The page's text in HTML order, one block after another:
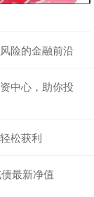
险的金融前沿
中心，助你投
松获利
最新净值